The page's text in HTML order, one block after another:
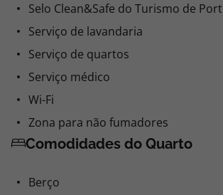
Selo Clean&Safe do Turismo de
Serviço de lavandaria
Serviço de quartos
Serviço médico
Wi-Fi
Zona para não fumadores
Comodidades do Quarto
Berço